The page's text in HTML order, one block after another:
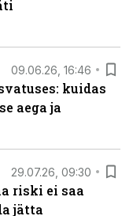
09.06.26, 16:46
kuidas
aega ja
29.07.26, 09:30
riski ei saa
jätta